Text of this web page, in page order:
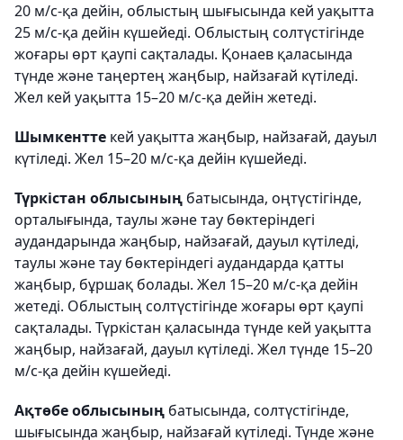
20 м/с-қа дейін, облыстың шығысында кей уақытта
25 м/с-қа дейін күшейеді. Облыстың солтүстігінде
жоғары өрт қаупі сақталады. Қонаев қаласында
түнде және таңертең жаңбыр, найзағай күтіледі.
Жел кей уақытта 15–20 м/с-қа дейін жетеді.
Шымкентте кей уақытта жаңбыр, найзағай, дауыл
күтіледі. Жел 15–20 м/с-қа дейін күшейеді.
Түркістан облысының батысында, оңтүстігінде,
орталығында, таулы және тау бөктеріндегі
аудандарында жаңбыр, найзағай, дауыл күтіледі,
таулы және тау бөктеріндегі аудандарда қатты
жаңбыр, бұршақ болады. Жел 15–20 м/с-қа дейін
жетеді. Облыстың солтүстігінде жоғары өрт қаупі
сақталады. Түркістан қаласында түнде кей уақытта
жаңбыр, найзағай, дауыл күтіледі. Жел түнде 15–20
м/с-қа дейін күшейеді.
Ақтөбе облысының батысында, солтүстігінде,
шығысында жаңбыр, найзағай күтіледі. Түнде және